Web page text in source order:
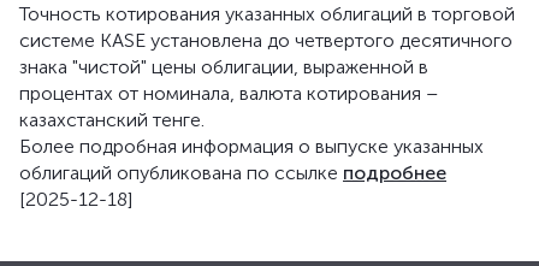
Точность котирования указанных облигаций в торговой
системе KASE установлена до четвертого десятичного
знака "чистой" цены облигации, выраженной в
процентах от номинала, валюта котирования –
казахстанский тенге.
Более подробная информация о выпуске указанных
облигаций опубликована по ссылке подробнее
[2025-12-18]